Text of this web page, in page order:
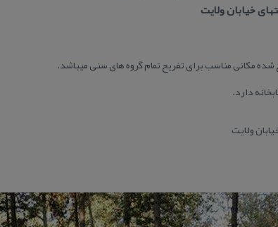
شده مكانی مناسب برای تفریح تمام گروه های سنی میباشد.
دارد.